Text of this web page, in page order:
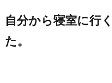
自分から寝室に行
た。